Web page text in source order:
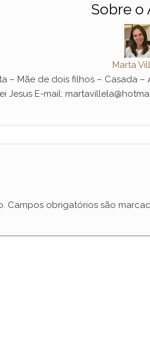
Sobre o
Marta
– Mãe de dois filhos – Casada
Jesus E-mail:
Campos obrigatórios são